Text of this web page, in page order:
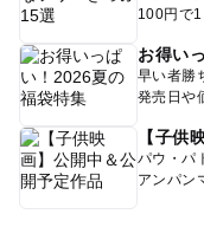
100円で1
お得い
早い者勝
発売日や
【子供
パウ・パ
アンパン